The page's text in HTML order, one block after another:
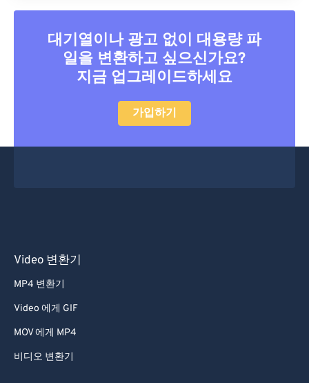
대기열이나 광고 없이 대용량 파
일을 변환하고 싶으신가요?
지금 업그레이드하세요
가입하기
Video 변환기
MP4 변환기
Video 에게 GIF
MOV 에게 MP4
비디오 변환기